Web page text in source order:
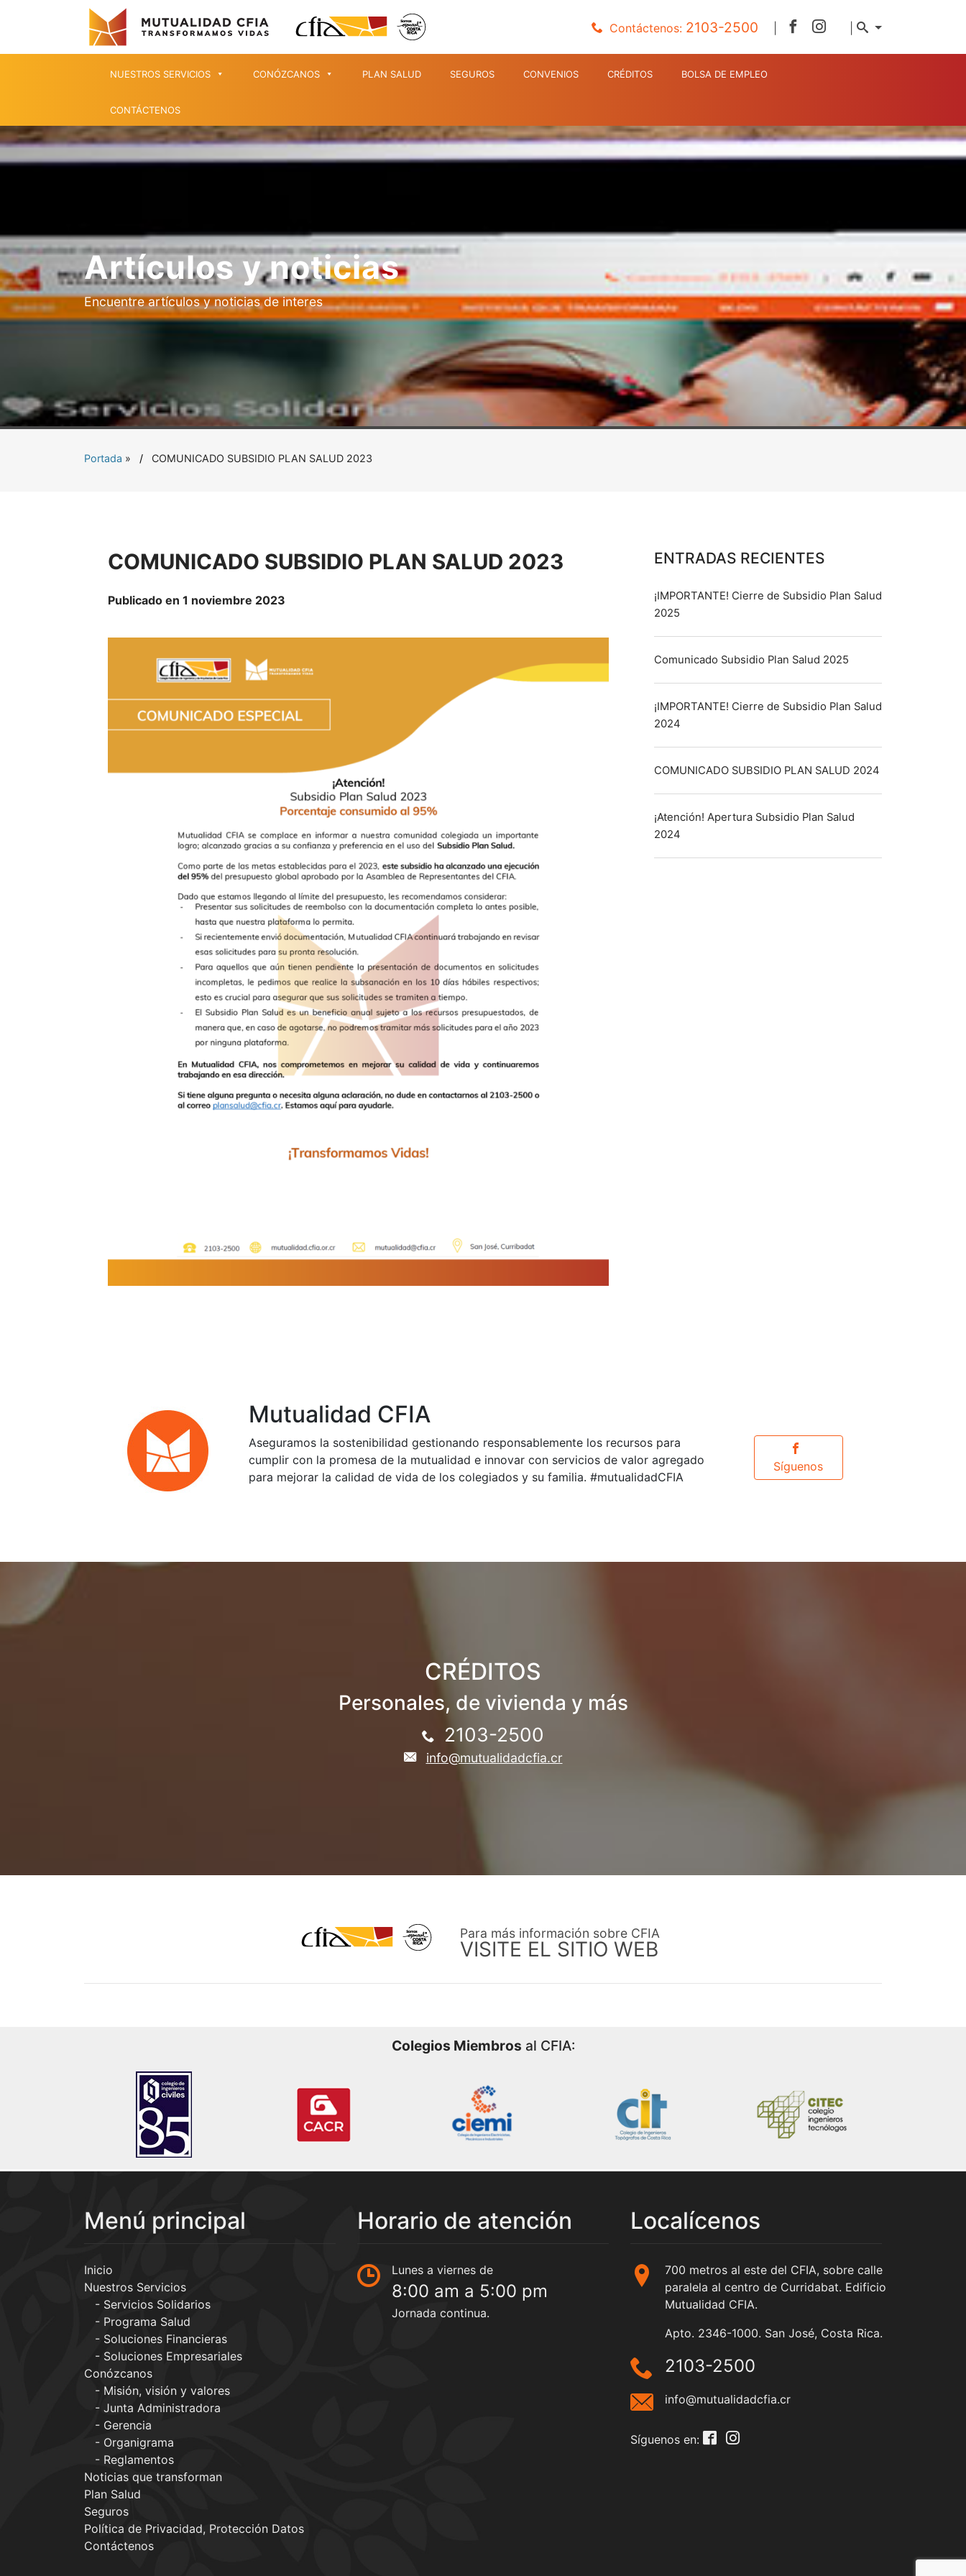
Contáctenos: 2103-2500 |
NUESTROS SERVICIOS CONÓZCANOS PLAN SALUD SEGUROS CONVENIOS CRÉDITOS BOLSA DE EMPLEO
CONTÁCTENOS
Artículos y noticias
Encuentre artículos y noticias de interes
Portada » COMUNICADO SUBSIDIO PLAN SALUD 2023
COMUNICADO SUBSIDIO PLAN SALUD 2023
Publicado en 1 noviembre 2023
ENTRADAS RECIENTES
¡IMPORTANTE! Cierre de Subsidio Plan Salud
2025
Comunicado Subsidio Plan Salud 2025
¡IMPORTANTE! Cierre de Subsidio Plan Salud
2024
COMUNICADO SUBSIDIO PLAN SALUD 2024
¡Atención! Apertura Subsidio Plan Salud
2024
Mutualidad CFIA
Aseguramos la sostenibilidad gestionando responsablemente los recursos para
cumplir con la promesa de la mutualidad e innovar con servicios de valor agregado
para mejorar la calidad de vida de los colegiados y su familia. #mutualidadCFIA
Síguenos
CRÉDITOS
Personales, de vivienda y más
2103-2500
info@mutualidadcfia.cr
Para más información sobre CFIA
VISITE EL SITIO WEB
Colegios Miembros al CFIA:
Menú principal
Inicio
Nuestros Servicios
Servicios Solidarios
Programa Salud
Soluciones Financieras
Soluciones Empresariales
Conózcanos
Misión, visión y valores
Junta Administradora
Gerencia
Organigrama
Reglamentos
Noticias que transforman
Plan Salud
Seguros
Política de Privacidad, Protección Datos
Contáctenos
Horario de atención
Lunes a viernes de
8:00 am a 5:00 pm
Jornada continua.
Localícenos
700 metros al este del CFIA, sobre calle
paralela al centro de Curridabat. Edificio
Mutualidad CFIA.
Apto. 2346-1000. San José, Costa Rica.
2103-2500
info@mutualidadcfia.cr
Síguenos en: